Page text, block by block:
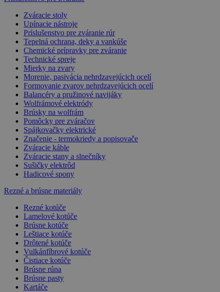
Zváracie stoly
Upínacie nástroje
Príslušenstvo pre zváranie rúr
Tepelná ochrana, deky a vankúše
Chemické prípravky pre zváranie
Technické spreje
Mierky na zvary
Morenie, pasivácia nehrdzavejúcich ocelí
Formovanie zvarov nehrdzavejúcich ocelí
Balancéry a pružinové navijáky
Wolfrámové elektródy
Brúsky na wolfrám
Pomôcky pre zváračov
Spájkovačky elektrické
Značenie - termokriedy a popisovače
Zváracie káble
Zváracie stany a slnečníky
Sušičky elektrôd
Hadicové spony
Rezné a brúsne materiály
Rezné kotúče
Lamelové kotúče
Brúsne kotúče
Leštiace kotúče
Drôtené kotúče
Vulkánfíbrové kotúče
Čistiace kotúče
Brúsne rúna
Brúsne pasty
Kartáče